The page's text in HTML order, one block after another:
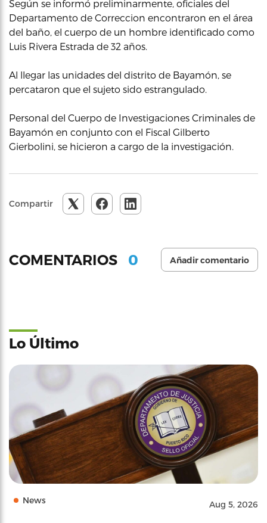
Según se informó preliminarmente, oficiales del
Departamento de Correccion encontraron en el área
del baño, el cuerpo de un hombre identificado como
Luis Rivera Estrada de 32 años.
Al llegar las unidades del distrito de Bayamón, se
percataron que el sujeto sido estrangulado.
Personal del Cuerpo de Investigaciones Criminales de
Bayamón en conjunto con el Fiscal Gilberto
Gierbolini, se hicieron a cargo de la investigación.
Compartir
COMENTARIOS 0 Añadir comentario
Lo Último
News Aug 5, 2026